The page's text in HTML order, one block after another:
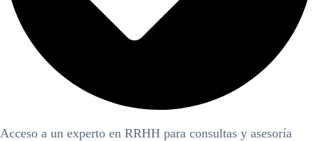
Acceso a un experto en RRHH para consultas y asesoría